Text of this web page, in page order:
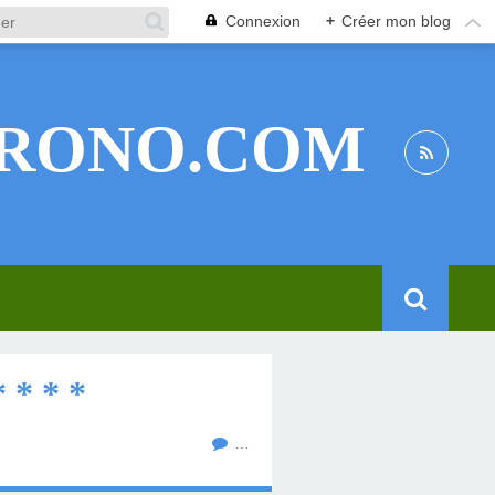
Connexion + Créer mon blog
* * *
…